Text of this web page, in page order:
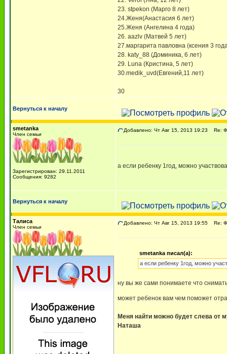
23. stpekon (Марго 8 лет)
24.Женя(Анастасия 6 лет)
25.Женя (Ангелина 4 года)
26. aazlv (Матвей 5 лет)
27.маргарита павловна (ксения 3
28. katy_88 (Доминика, 6 лет)
29. Luna (Кристина, 5 лет)
30.medik_uvd(Евгений,11 лет)
30
Вернуться к началу
smetanka
Член семьи
Зарегистрирован: 29.11.2011
Сообщения: 9282
Добавлено: Чт Авг 15, 2013 19:23 Re:
а если ребенку 1год, можно
Вернуться к началу
Талиса
Член семьи
Добавлено: Чт Авг 15, 2013 19:55 Re:
smetanka писал(а):
а если ребенку 1год, можно
ну вы же сами понимаете что
может ребенок вам чем поможет
Меня найти можно будет слева от
Наташа